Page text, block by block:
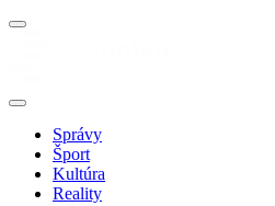
Správy
Šport
Kultúra
Reality